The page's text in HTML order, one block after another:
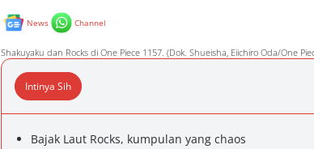
News Channel
Shakuyaku dan Rocks di One Piece 1157. (Dok. Shueisha, Eiichiro Oda/One
Intinya Sih
Bajak Laut Rocks, kumpulan yang chaos